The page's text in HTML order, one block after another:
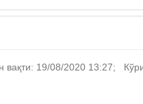
вақти: 19/08/2020 13:27;